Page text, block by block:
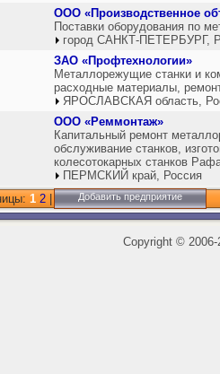
ООО «Производственное
Поставки оборудования по
город САНКТ-ПЕТЕРБУРГ,
ЗАО «Профтехнологии»
Металлорежущие станки и
расходные материалы,
ЯРОСЛАВСКАЯ область,
ООО «Реммонтаж»
Капитальный ремонт
обслуживание станков,
колесотокарных станков
ПЕРМСКИЙ край, Россия
1 2 Добавить предприятие
Copyright ©